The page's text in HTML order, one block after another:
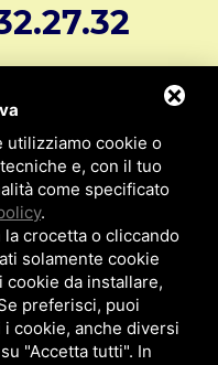
info@svar1951.it
181 - 30172 Mestre VE
R.E.A. N. 189009
da un nostro
utilizziamo cookie o
e, con il tuo
come specificato
.
crocetta o cliccando
solamente cookie
da installare,
preferisci, puoi
cookie, anche diversi
"Accetta tutti". In